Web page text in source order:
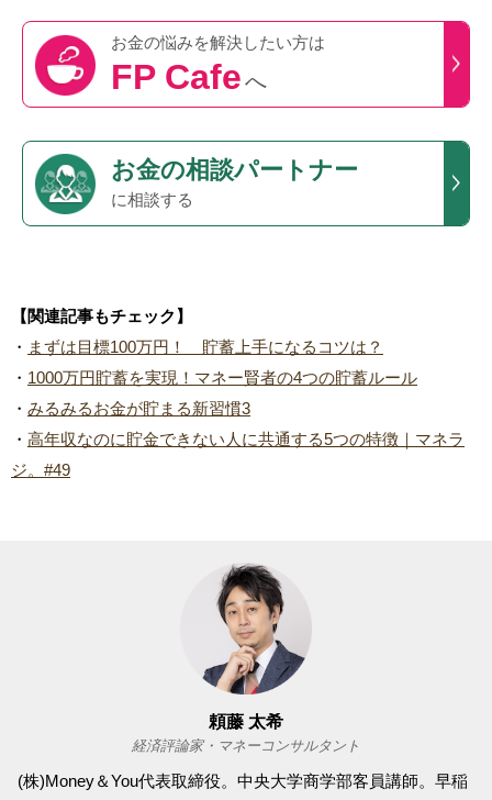
お金の悩みを解決したい方は
FP Cafeへ
お金の相談パートナー
に相談する
【関連記事もチェック】
・ まずは目標100万円！ 貯蓄上手になるコツは？
・ 1000万円貯蓄を実現！マネー賢者の4つの貯蓄ルール
・ みるみるお金が貯まる新習慣3
・ 高年収なのに貯金できない人に共通する5つの特徴｜マネラ
ジ。#49
頼藤 太希
経済評論家・マネーコンサルタント
(株)Money＆You代表取締役。中央大学商学部客員講師。早稲